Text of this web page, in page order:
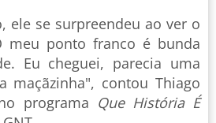
ele se surpreendeu ao ver o
meu ponto franco é bunda
Eu cheguei, parecia uma
maçãzinha", contou Thiago
programa Que História É